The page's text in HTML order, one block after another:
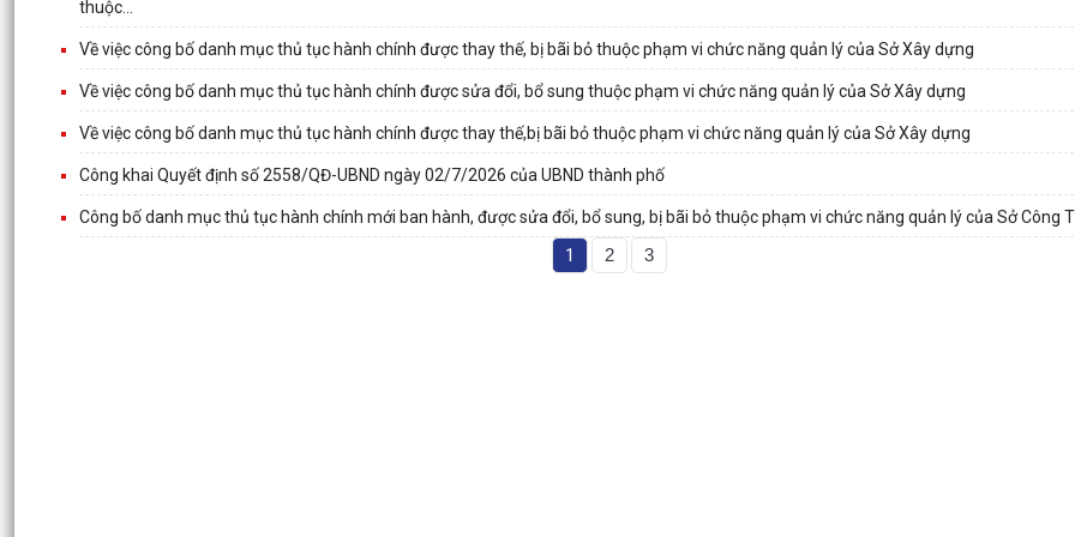
thuộc...
Về việc công bố danh mục thủ tục hành chính được thay thế, bị bãi bỏ thuộc phạm vi chức năng quản lý của Sở Xây dựng
Về việc công bố danh mục thủ tục hành chính được sửa đổi, bổ sung thuộc phạm vi chức năng quản lý của Sở Xây dựng
Về việc công bố danh mục thủ tục hành chính được thay thế,bị bãi bỏ thuộc phạm vi chức năng quản lý của Sở Xây dựng
Công khai Quyết định số 2558/QĐ-UBND ngày 02/7/2026 của UBND thành phố
Công bố danh mục thủ tục hành chính mới ban hành, được sửa đổi, bổ sung, bị bãi bỏ thuộc phạm vi chức năng quản lý của Sở Công
1 2 3